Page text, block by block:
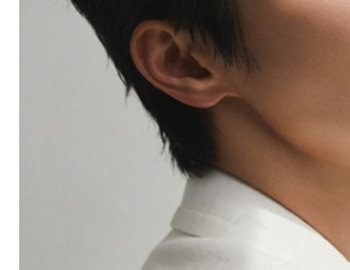
LUXURY